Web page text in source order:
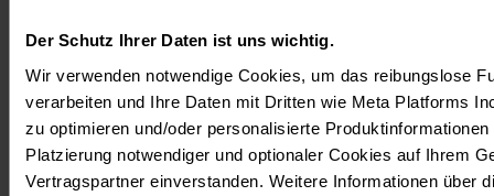
Der Schutz Ihrer Daten ist uns wichtig.
Wir verwenden notwendige Cookies, um das reibungslose
verarbeiten und Ihre Daten mit Dritten wie Meta Platforms
zu optimieren und/oder personalisierte
Platzierung notwendiger und optionaler Cookies auf Ihrem
Vertragspartner einverstanden. Weitere Informationen über